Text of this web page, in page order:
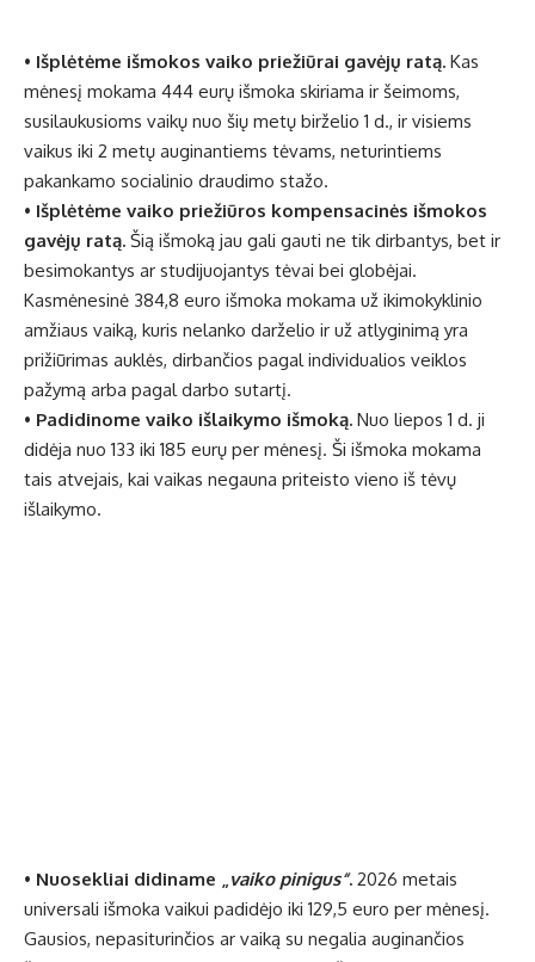
• Išplėtėme išmokos vaiko priežiūrai gavėjų ratą. Kas
mėnesį mokama 444 eurų išmoka skiriama ir šeimoms,
susilaukusioms vaikų nuo šių metų birželio 1 d., ir visiems
vaikus iki 2 metų auginantiems tėvams, neturintiems
pakankamo socialinio draudimo stažo.
• Išplėtėme vaiko priežiūros kompensacinės išmokos
gavėjų ratą. Šią išmoką jau gali gauti ne tik dirbantys, bet ir
besimokantys ar studijuojantys tėvai bei globėjai.
Kasmėnesinė 384,8 euro išmoka mokama už ikimokyklinio
amžiaus vaiką, kuris nelanko darželio ir už atlyginimą yra
prižiūrimas auklės, dirbančios pagal individualios veiklos
pažymą arba pagal darbo sutartį.
• Padidinome vaiko išlaikymo išmoką. Nuo liepos 1 d. ji
didėja nuo 133 iki 185 eurų per mėnesį. Ši išmoka mokama
tais atvejais, kai vaikas negauna priteisto vieno iš tėvų
išlaikymo.
• Nuosekliai didiname „vaiko pinigus“. 2026 metais
universali išmoka vaikui padidėjo iki 129,5 euro per mėnesį.
Gausios, nepasiturinčios ar vaiką su negalia auginančios